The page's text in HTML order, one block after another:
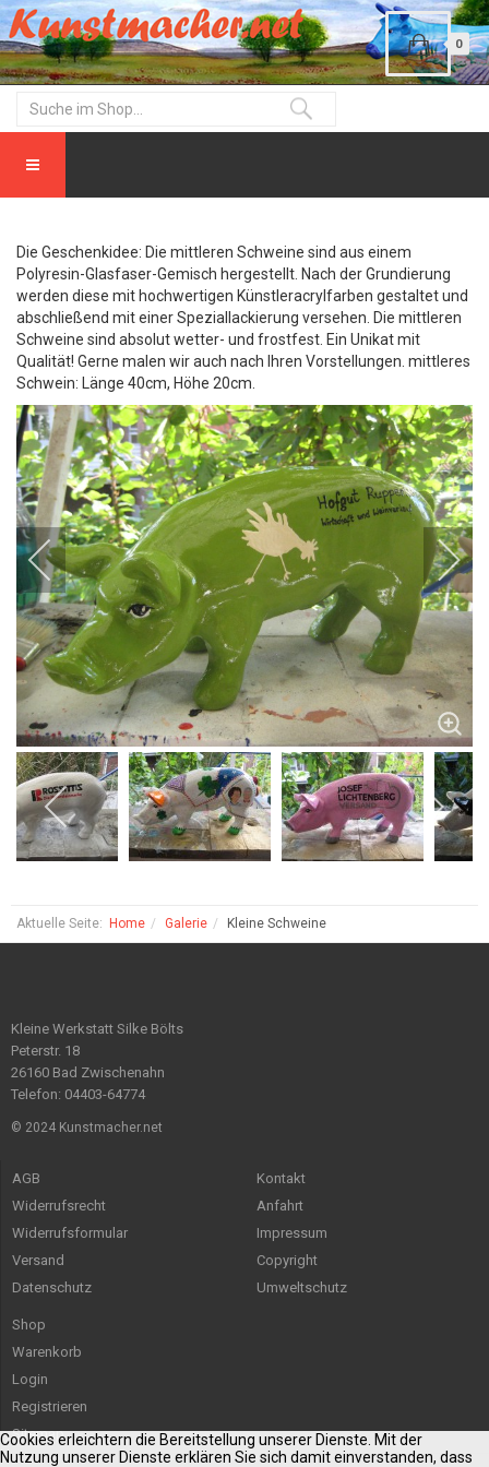
0
Die Geschenkidee: Die mittleren Schweine sind aus einem
Polyresin-Glasfaser-Gemisch hergestellt. Nach der Grundierung
werden diese mit hochwertigen Künstleracrylfarben gestaltet und
abschließend mit einer Speziallackierung versehen. Die mittleren
Schweine sind absolut wetter- und frostfest. Ein Unikat mit
Qualität! Gerne malen wir auch nach Ihren Vorstellungen. mittleres
Schwein: Länge 40cm, Höhe 20cm.
Aktuelle Seite: Home Galerie Kleine Schweine
Kleine Werkstatt Silke Bölts
Peterstr. 18
26160 Bad Zwischenahn
Telefon: 04403-64774
© 2024 Kunstmacher.net
AGB
Widerrufsrecht
Widerrufsformular
Versand
Datenschutz
Kontakt
Anfahrt
Impressum
Copyright
Umweltschutz
Shop
Warenkorb
Login
Registrieren
Sitemap
Cookies erleichtern die Bereitstellung unserer Dienste. Mit der
Nutzung unserer Dienste erklären Sie sich damit einverstanden, dass